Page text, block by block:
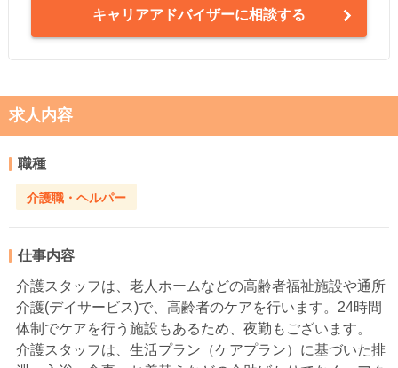
キャリアアドバイザーに相談する
求人内容
職種
介護職・ヘルパー
仕事内容
介護スタッフは、老人ホームなどの高齢者福祉施設や通所
介護(デイサービス)で、高齢者のケアを行います。24時間
体制でケアを行う施設もあるため、夜勤もございます。
介護スタッフは、生活プラン（ケアプラン）に基づいた排